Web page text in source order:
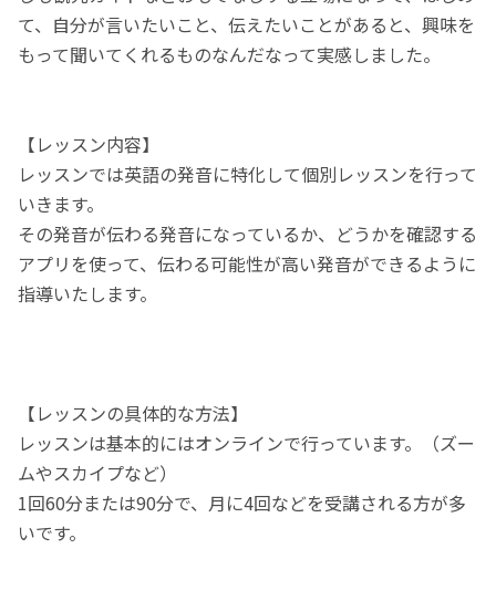
て、自分が言いたいこと、伝えたいことがあると、興味を
もって聞いてくれるものなんだなって実感しました。
【レッスン内容】
レッスンでは英語の発音に特化して個別レッスンを行って
いきます。
その発音が伝わる発音になっているか、どうかを確認する
アプリを使って、伝わる可能性が高い発音ができるように
指導いたします。
【レッスンの具体的な方法】
レッスンは基本的にはオンラインで行っています。（ズー
ムやスカイプなど）
1回60分または90分で、月に4回などを受講される方が多
いです。